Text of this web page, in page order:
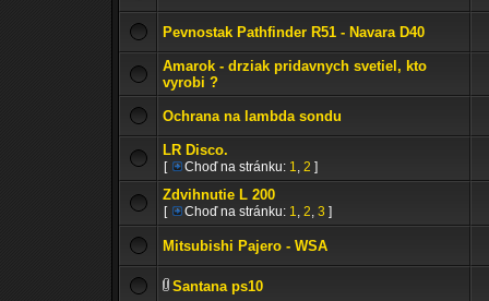
Pevnostak Pathfinder R51 - Navara D40
Amarok - drziak pridavnych svetiel, kto
vyrobi ?
Ochrana na lambda sondu
LR Disco.
[ Choď na stránku: 1, 2 ]
Zdvihnutie L 200
[ Choď na stránku: 1, 2, 3 ]
Mitsubishi Pajero - WSA
Santana ps10